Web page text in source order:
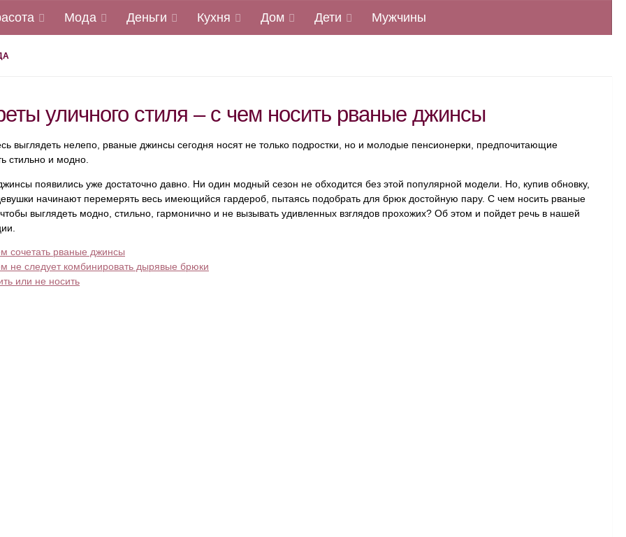
Мода Деньги Кухня Дом Дети Мужчины
уличного стиля – с чем носить рваные джинсы
выглядеть нелепо, рваные джинсы сегодня носят не только подростки, но и молодые пенсионерки, предпочитающие
стильно и модно.
появились уже достаточно давно. Ни один модный сезон не обходится без этой популярной модели. Но, купив обновку,
начинают перемерять весь имеющийся гардероб, пытаясь подобрать для брюк достойную пару. С чем носить рваные
выглядеть модно, стильно, гармонично и не вызывать удивленных взглядов прохожих? Об этом и пойдет речь в нашей
сочетать рваные джинсы
не следует комбинировать дырявые брюки
или не носить